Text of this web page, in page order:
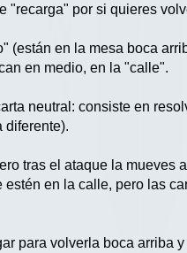
"recarga" por si quieres
(están en la mesa boca
en medio, en la "calle".
neutral: consiste en
diferente).
tras el ataque la mueves
en la calle, pero las
para volverla boca arriba